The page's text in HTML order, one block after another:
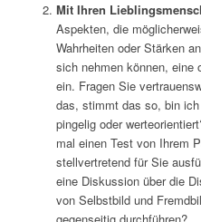
Mit Ihren
Aspekten, die
Wahrheiten oder Stärken
sich nehmen können, eine
ein. Fragen Sie
das, stimmt das so, bin
pingelig oder
mal einen Test von Ihrem
stellvertretend für Sie
eine Diskussion über die
von Selbstbild und